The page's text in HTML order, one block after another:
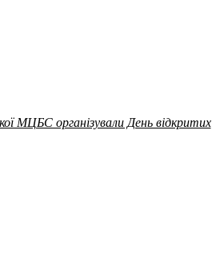
МЦБС організували День відкритих